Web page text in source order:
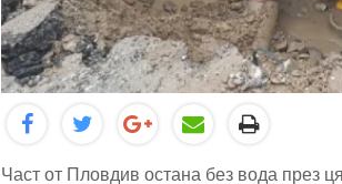
Част от Пловдив остана без вода през